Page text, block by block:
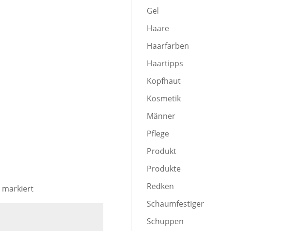
markiert
Gel
Haare
Haarfarben
Haartipps
Kopfhaut
Kosmetik
Männer
Pflege
Produkt
Produkte
Redken
Schaumfestiger
Schuppen